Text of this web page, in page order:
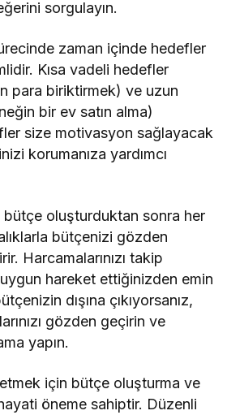
sorgulayın.
zaman içinde hedefler
Kısa vadeli hedefler
para biriktirmek) ve uzun
bir ev satın alma)
size motivasyon sağlayacak
korumanıza yardımcı
oluşturduktan sonra her
bütçenizi gözden
Harcamalarınızı takip
hareket ettiğinizden emin
dışına çıkıyorsanız,
gözden geçirin ve
yapın.
için bütçe oluşturma ve
öneme sahiptir. Düzenli